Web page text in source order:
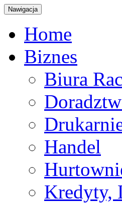
Nawigacja
Home
Biznes
Biura
Handel
Kredyty,